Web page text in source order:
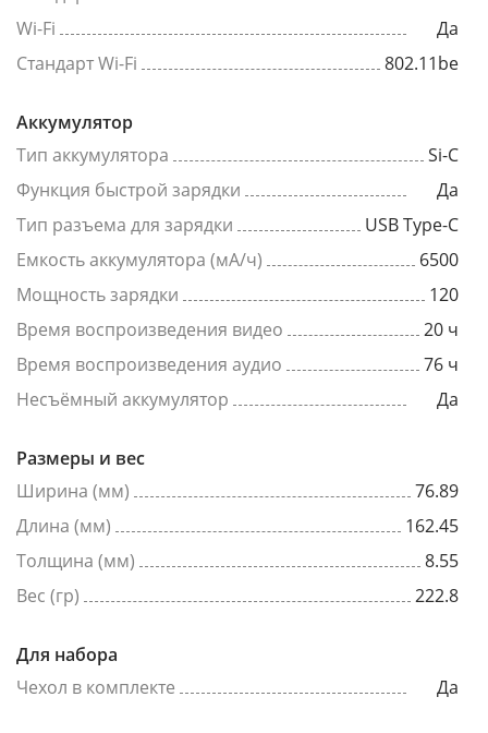
Wi-Fi
Да
Стандарт Wi-Fi
802.11be
Аккумулятор
Тип аккумулятора
Si-C
Функция быстрой зарядки
Да
Тип разъема для зарядки
USB Type-C
Емкость аккумулятора (мА/ч)
6500
Мощность зарядки
120
Время воспроизведения видео
20 ч
Время воспроизведения аудио
76 ч
Несъёмный аккумулятор
Да
Размеры и вес
Ширина (мм)
76.89
Длина (мм)
162.45
Толщина (мм)
8.55
Вес (гр)
222.8
Для набора
Чехол в комплекте
Да